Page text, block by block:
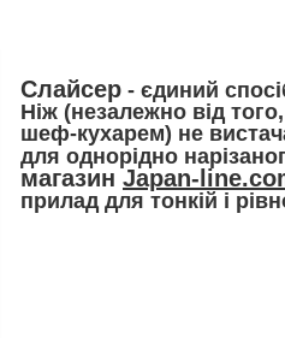
Слайсер - єдиний
Ніж (незалежно від
шеф-кухарем) не
для однорідно
магазин Japan-
прилад для тонкій і